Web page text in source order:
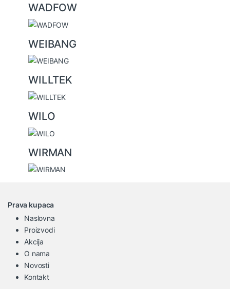
WADFOW
WEIBANG
WILLTEK
WILO
WIRMAN
Prava kupaca
Naslovna
Proizvodi
Akcija
O nama
Novosti
Kontakt